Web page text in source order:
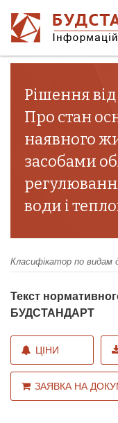
Рішення
Про стан
наявного
засобами
води і
Класифікатор по видам
Текст
БУДСТАНДАРТ
ЦІНИ
ЗАЯВКА НА